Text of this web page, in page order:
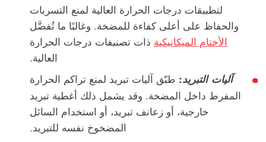
لتطبيقات درجات الحرارة العالية لمنع التسربات
والحفاظ على أعلى كفاءة للمضخة. وغالبًا ما تُفضَّل
الأختام الميكانيكية ذات تصنيفات درجات الحرارة
العالية.
آليات التبريد: طبّق آليات تبريد لمنع تراكم الحرارة
المفرط داخل المضخة. وقد يشمل ذلك أغطية تبريد
خارجية، أو زعانف تبريد، أو استخدام السائل
المضخوخ نفسه للتبريد.